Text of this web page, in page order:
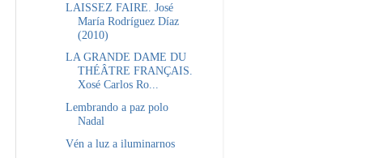
LAISSEZ FAIRE. José
María Rodríguez Díaz
(2010)
LA GRANDE DAME DU
THÉÂTRE FRANÇAIS.
Xosé Carlos Ro...
Lembrando a paz polo
Nadal
Vén a luz a iluminarnos